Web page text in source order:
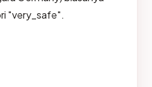
"very_safe".